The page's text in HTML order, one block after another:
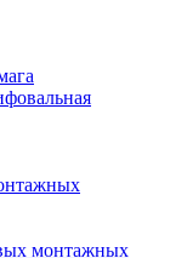
монтажных